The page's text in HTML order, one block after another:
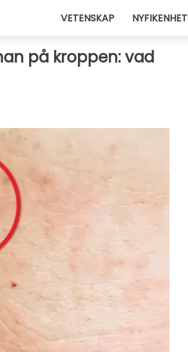
VETENSKAP NYFIKENHET
på kroppen: vad